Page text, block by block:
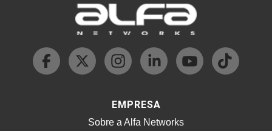
EMPRESA
Sobre a Alfa Networks